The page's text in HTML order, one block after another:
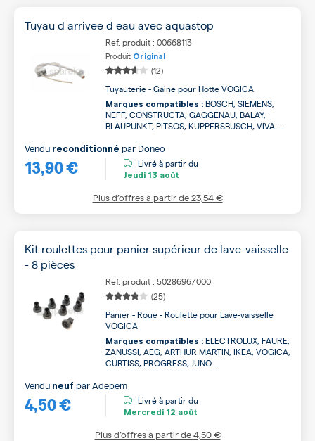
Tuyau d arrivee d eau avec aquastop
Ref. produit : 00668113
Produit Original
(12)
Tuyauterie - Gaine pour Hotte VOGICA
Marques compatibles : BOSCH, SIEMENS,
NEFF, CONSTRUCTA, GAGGENAU, BALAY,
BLAUPUNKT, PITSOS, KÜPPERSBUSCH, VIVA ...
13,90 €
Vendu reconditionné par Doneo
Livré à partir du
Jeudi 13 août
Plus d’offres à partir de23,54 €
Kit roulettes pour panier supérieur de lave-vaisselle
- 8 pièces
Ref. produit : 50286967000
(25)
Panier - Roue - Roulette pour Lave-vaisselle
VOGICA
Marques compatibles : ELECTROLUX, FAURE,
ZANUSSI, AEG, ARTHUR MARTIN, IKEA, VOGICA,
CURTISS, PROGRESS, JUNO ...
4,50 €
Vendu neuf parAdepem
Livré à partir du
Mercredi 12 août
Plus d’offres à partir de4,50 €